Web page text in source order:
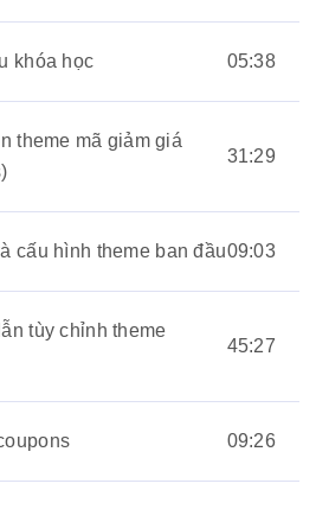
khóa học 05:38
theme mã giảm giá
31:29
cấu hình theme ban đầu09:03
tùy chỉnh theme
45:27
09:26